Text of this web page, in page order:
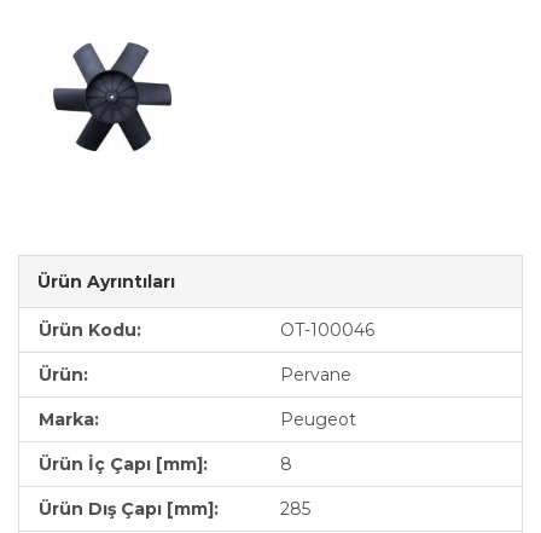
Ürün Ayrıntıları
Ürün Kodu: OT-100046
Ürün: Pervane
Marka: Peugeot
Ürün İç Çapı [mm]: 8
Ürün Dış Çapı [mm]: 285